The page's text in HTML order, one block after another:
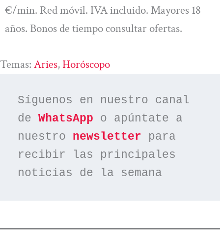
€/min. Red móvil. IVA incluido. Mayores 18
años. Bonos de tiempo consultar ofertas.
Temas: Aries, Horóscopo
Síguenos en nuestro canal
de WhatsApp o apúntate a
nuestro newsletter para
recibir las principales
noticias de la semana